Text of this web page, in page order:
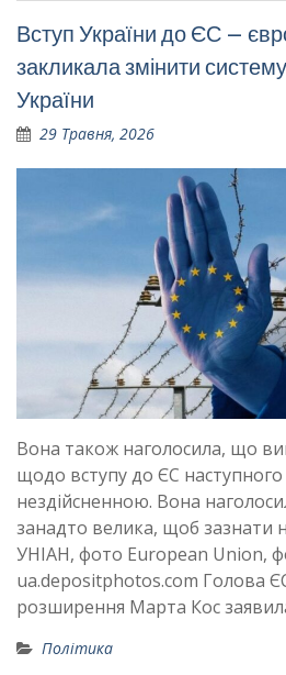
Вступ України до ЄС –
закликала змінити
України
29 Травня, 2026
Вона також наголосила, що
щодо вступу до ЄС наступного
нездійсненною. Вона
занадто велика, щоб зазнати
УНІАН, фото European Union,
ua.depositphotos.com Голова
розширення Марта Кос
Політика